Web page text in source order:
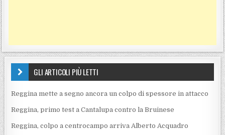
GLI ARTICOLI PIÙ LETTI
Reggina mette a segno ancora un colpo di spessore in attacco
Reggina, primo test a Cantalupa contro la Bruinese
Reggina, colpo a centrocampo arriva Alberto Acquadro